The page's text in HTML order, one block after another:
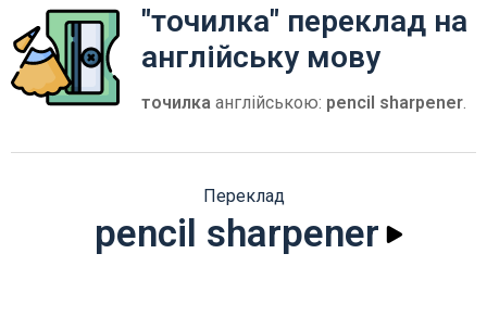
"точилка" переклад на
англійську мову
точилка англійською: pencil sharpener.
Переклад
pencil sharpener